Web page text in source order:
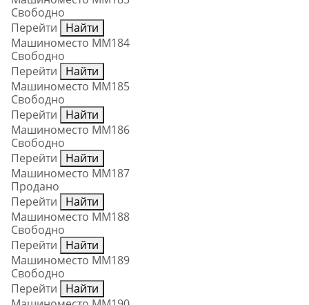
Свободно
Перейти
Найти
Машиноместо ММ184
Свободно
Перейти
Найти
Машиноместо ММ185
Свободно
Перейти
Найти
Машиноместо ММ186
Свободно
Перейти
Найти
Машиноместо ММ187
Продано
Перейти
Найти
Машиноместо ММ188
Свободно
Перейти
Найти
Машиноместо ММ189
Свободно
Перейти
Найти